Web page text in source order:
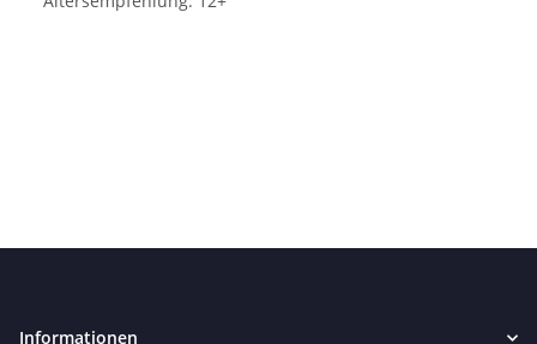
Informationen